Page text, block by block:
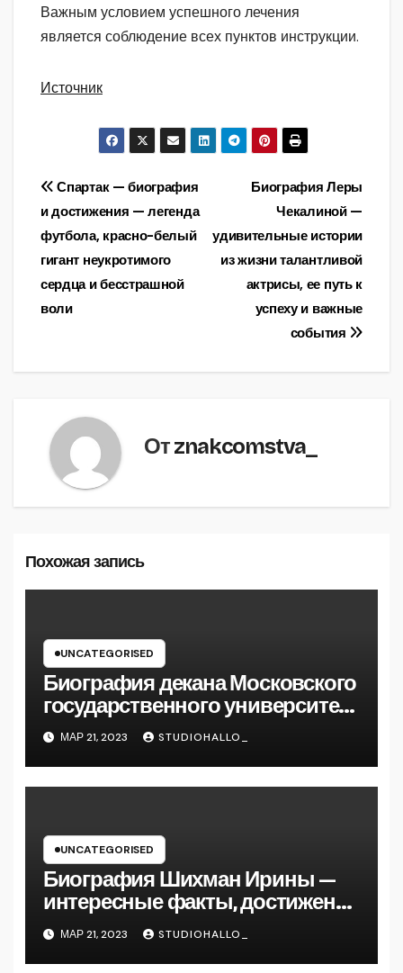
Важным условием успешного лечения
является соблюдение всех пунктов инструкции.
Источник
Навигация
по
записям
Биография Леры
Чекалиной —
удивительные истории
из жизни талантливой
актрисы, ее путь к
успеху и важные
события
Спартак — биография
и достижения — легенда
футбола, красно-белый
гигант неукротимого
сердца и бесстрашной
воли
Отznakcomstva_
Похожая запись
UNCATEGORISED
Биография декана Московского
государственного университета
Андрея Сидорова — от студента
до руководителя
МАР 21, 2023 STUDIOHALLO_
UNCATEGORISED
Биография Шихман Ирины —
интересные факты, достижения
и путь к успеху
МАР 21, 2023 STUDIOHALLO_